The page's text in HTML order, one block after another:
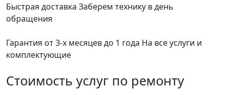
Быстрая доставка Заберем технику в день
обращения
Гарантия от 3-х месяцев до 1 года На все услуги и
комплектующие
Стоимость услуг по ремонту